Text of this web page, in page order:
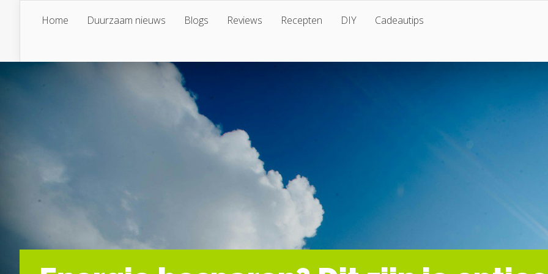
Home Duurzaam nieuws Blogs Reviews Recepten DIY Cadeautips